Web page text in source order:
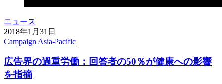
ニュース
2018年1月31日
Campaign Asia-Pacific
広告界の過重労働：回答者の50％が健康への影響
を指摘